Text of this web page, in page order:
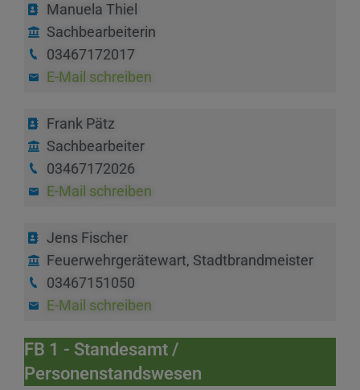
Manuela Thiel
Sachbearbeiterin
03467172017
E-Mail schreiben
Frank Pätz
Sachbearbeiter
03467172026
E-Mail schreiben
Jens Fischer
Feuerwehrgerätewart, Stadtbrandmeister
03467151050
E-Mail schreiben
FB 1 - Standesamt /
Personenstandswesen